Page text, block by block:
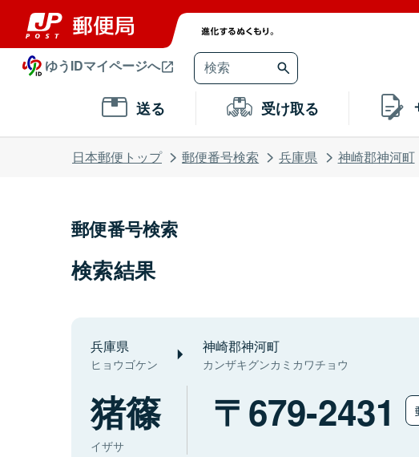
ゆうIDマイページへ
送る 受け取る
日本郵便トップ 郵便番号検索 兵庫県 神崎郡神河町
郵便番号検索
検索結果
兵庫県
ヒョウゴケン
神崎郡神河町
カンザキグンカミカワチョウ
猪篠
イザサ
679-2431